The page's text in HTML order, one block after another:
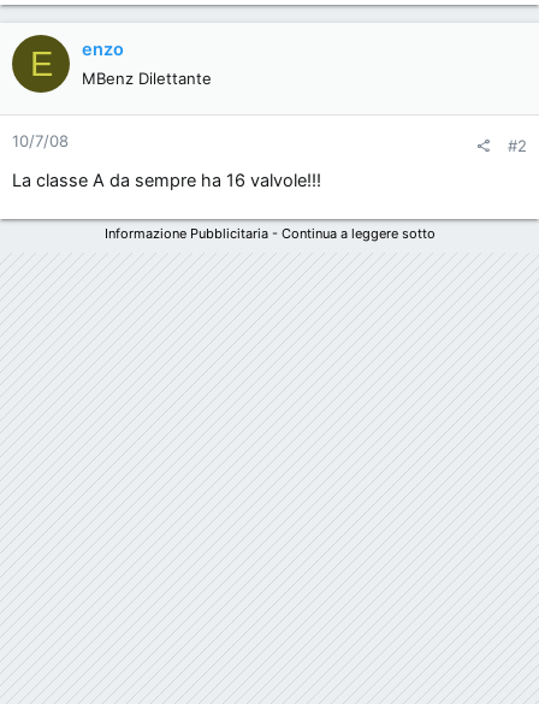
E enzo
MBenz Dilettante
10/7/08 #2
La classe A da sempre ha 16 valvole!!!
Informazione Pubblicitaria - Continua a leggere sotto